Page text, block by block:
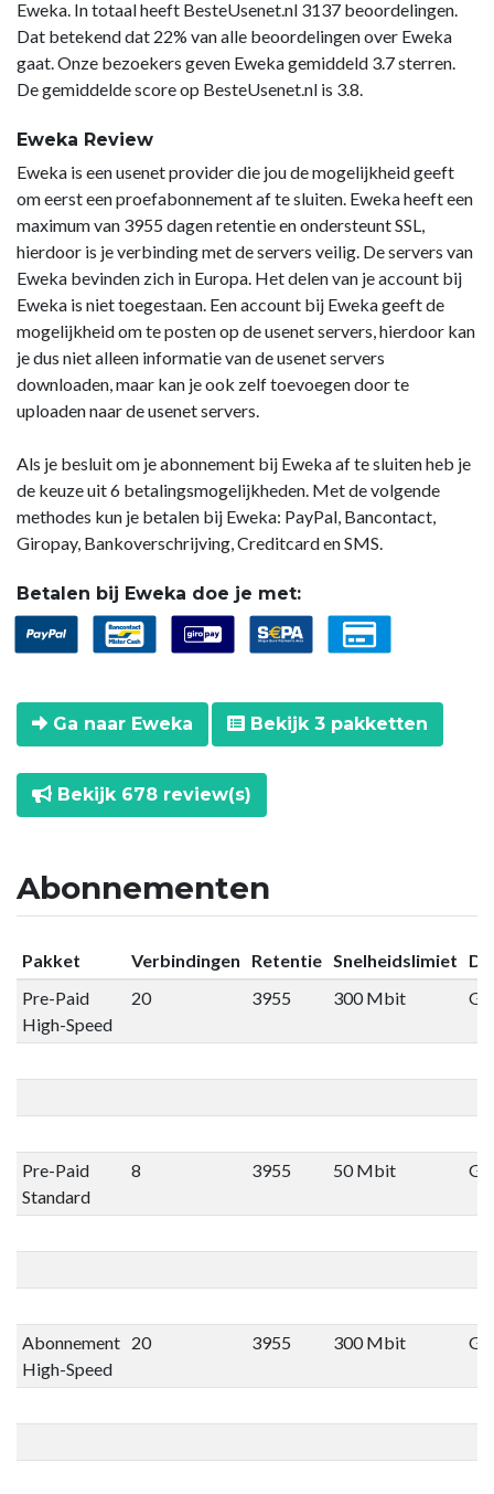
Eweka. In totaal heeft BesteUsenet.nl 3137 beoordelingen.
Dat betekend dat 22% van alle beoordelingen over Eweka
gaat. Onze bezoekers geven Eweka gemiddeld 3.7 sterren.
De gemiddelde score op BesteUsenet.nl is 3.8.
Eweka Review
Eweka is een usenet provider die jou de mogelijkheid geeft
om eerst een proefabonnement af te sluiten. Eweka heeft een
maximum van 3955 dagen retentie en ondersteunt SSL,
hierdoor is je verbinding met de servers veilig. De servers van
Eweka bevinden zich in Europa. Het delen van je account bij
Eweka is niet toegestaan. Een account bij Eweka geeft de
mogelijkheid om te posten op de usenet servers, hierdoor kan
je dus niet alleen informatie van de usenet servers
downloaden, maar kan je ook zelf toevoegen door te
uploaden naar de usenet servers.
Als je besluit om je abonnement bij Eweka af te sluiten heb je
de keuze uit 6 betalingsmogelijkheden. Met de volgende
methodes kun je betalen bij Eweka: PayPal, Bancontact,
Giropay, Bankoverschrijving, Creditcard en SMS.
Betalen bij Eweka doe je met:
Ga naar Eweka Bekijk 3 pakketten
Bekijk 678 review(s)
Abonnementen
Pakket Verbindingen Retentie Snelheidslimiet
Pre-Paid
High-Speed
20 3955 300 Mbit
Pre-Paid
Standard
8 3955 50 Mbit
Abonnement
High-Speed
20 3955 300 Mbit